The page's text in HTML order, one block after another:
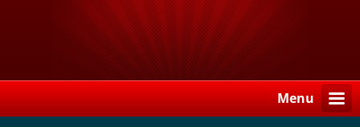
Menu